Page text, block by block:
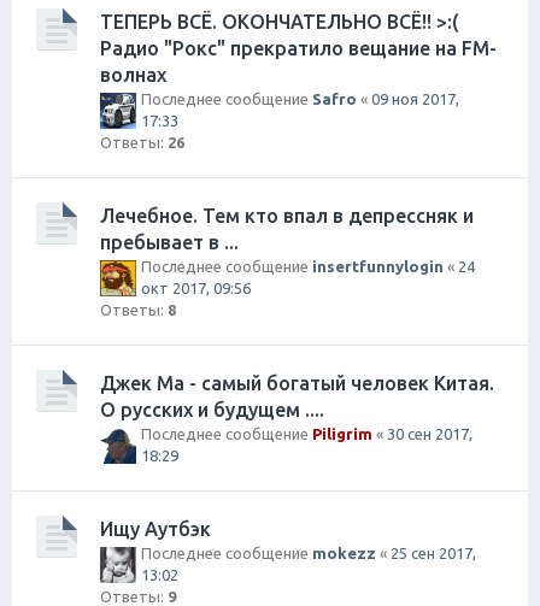
ТЕПЕРЬ ВСЁ. ОКОНЧАТЕЛЬНО ВСЁ!! >:(
Радио "Рокс" прекратило вещание на FM-
волнах
Последнее сообщение Safro « 09 ноя 2017,
17:33
Ответы: 26
Лечебное. Тем кто впал в депрессняк и
пребывает в ...
Последнее сообщение insertfunnylogin « 24
окт 2017, 09:56
Ответы: 8
Джек Ма - самый богатый человек Китая.
О русских и будущем ....
Последнее сообщение Piligrim « 30 сен 2017,
18:29
Ищу Аутбэк
Последнее сообщение mokezz « 25 сен 2017,
13:02
Ответы: 9